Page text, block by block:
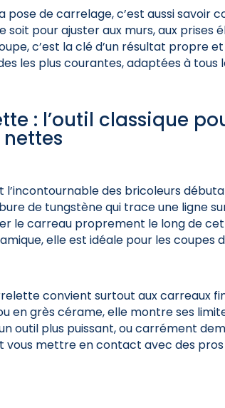
pose de carrelage, c’est aussi savoir
soit pour ajuster aux murs, aux prises
c’est la clé d’un résultat propre
les plus courantes, adaptées à tous
: l’outil classique
l’incontournable des bricoleurs
de tungstène qui trace une ligne
le carreau proprement le long de
elle est idéale pour les coupes
convient surtout aux carreaux
en grès cérame, elle montre ses
outil plus puissant, ou carrément
vous mettre en contact avec des